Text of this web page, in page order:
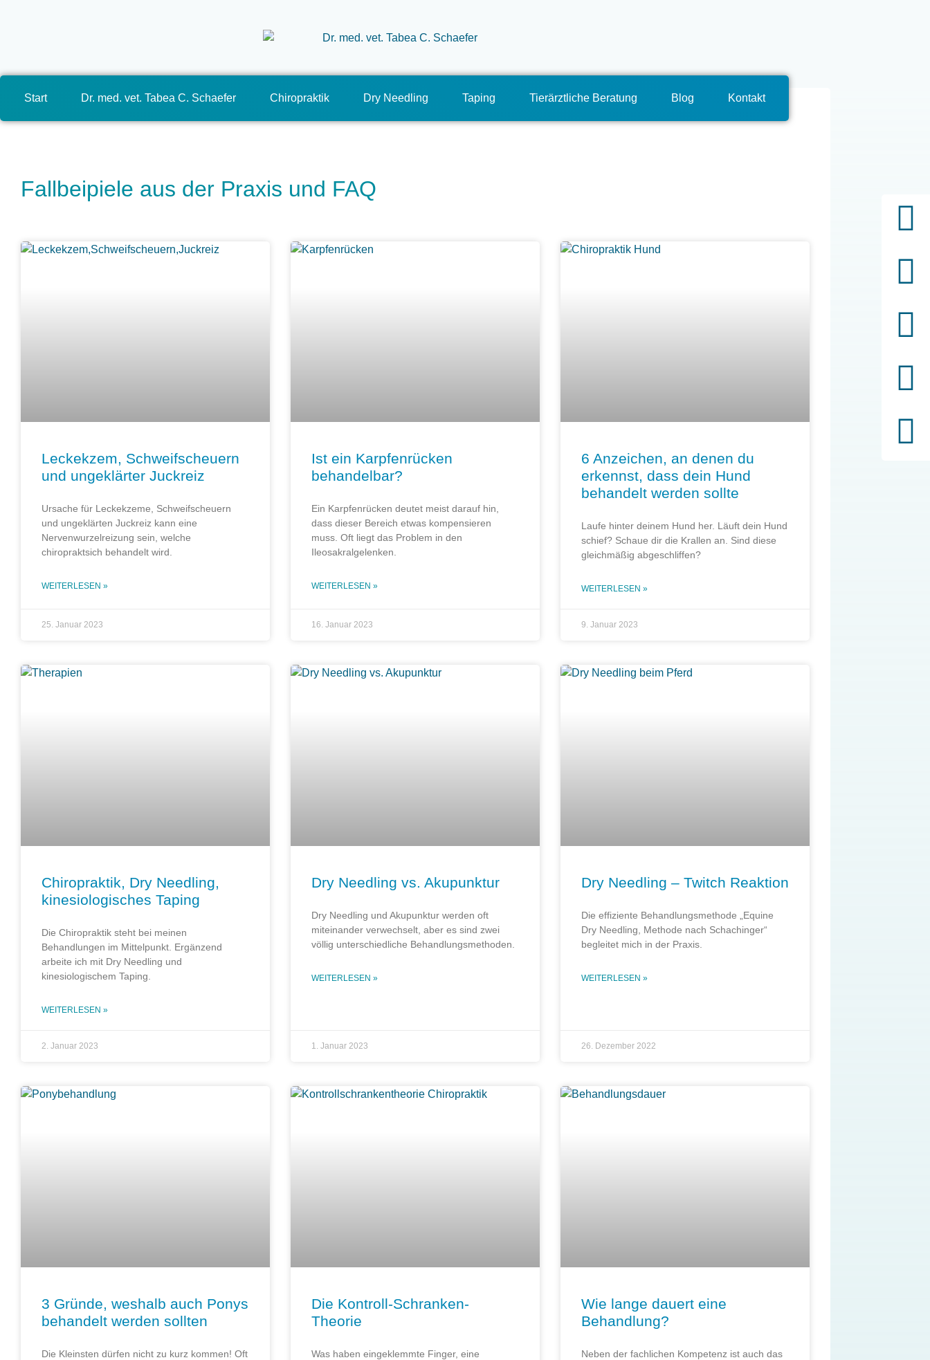
Start Dr. med. vet. Tabea C. Schaefer Chiropraktik Dry Needling Taping Tierärztliche Beratung Blog Kontakt
Fallbeipiele aus der Praxis und FAQ
Leckekzem, Schweifscheuern
und ungeklärter Juckreiz
Ursache für Leckekzeme, Schweifscheuern
und ungeklärten Juckreiz kann eine
Nervenwurzelreizung sein, welche
chiropraktsich behandelt wird.
WEITERLESEN »
25. Januar 2023
Ist ein Karpfenrücken
behandelbar?
Ein Karpfenrücken deutet meist darauf hin,
dass dieser Bereich etwas kompensieren
muss. Oft liegt das Problem in den
Ileosakralgelenken.
WEITERLESEN »
16. Januar 2023
6 Anzeichen, an denen du
erkennst, dass dein Hund
behandelt werden sollte
Laufe hinter deinem Hund her. Läuft dein Hund
schief? Schaue dir die Krallen an. Sind diese
gleichmäßig abgeschliffen?
WEITERLESEN »
9. Januar 2023
Chiropraktik, Dry Needling,
kinesiologisches Taping
Die Chiropraktik steht bei meinen
Behandlungen im Mittelpunkt. Ergänzend
arbeite ich mit Dry Needling und
kinesiologischem Taping.
WEITERLESEN »
2. Januar 2023
Dry Needling vs. Akupunktur
Dry Needling und Akupunktur werden oft
miteinander verwechselt, aber es sind zwei
völlig unterschiedliche Behandlungsmethoden.
WEITERLESEN »
1. Januar 2023
Dry Needling – Twitch Reaktion
Die effiziente Behandlungsmethode „Equine
Dry Needling, Methode nach Schachinger“
begleitet mich in der Praxis.
WEITERLESEN »
26. Dezember 2022
3 Gründe, weshalb auch Ponys
behandelt werden sollten
Die Kleinsten dürfen nicht zu kurz kommen! Oft
Die Kontroll-Schranken-
Theorie
Was haben eingeklemmte Finger, eine
Wie lange dauert eine
Behandlung?
Neben der fachlichen Kompetenz ist auch das